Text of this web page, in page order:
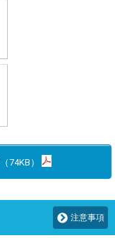
（74KB）
注意事項